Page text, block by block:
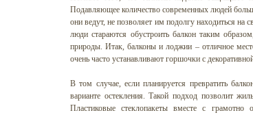
Подавляющее количество современных людей
они ведут, не позволяет им подолгу находиться на
люди стараются обустроить балкон таким
природы. Итак, балконы и лоджии – отличное
очень часто устанавливают горшочки с
В том случае, если планируется превратить
варианте остекления. Такой подход позволит
Пластиковые стеклопакеты вместе с